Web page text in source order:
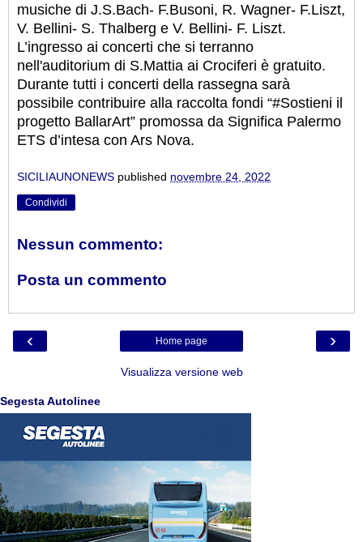
musiche di J.S.Bach- F.Busoni, R. Wagner- F.Liszt,
V. Bellini- S. Thalberg e V. Bellini- F. Liszt.
L’ingresso ai concerti che si terranno
nell'auditorium di S.Mattia ai Crociferi è gratuito.
Durante tutti i concerti della rassegna sarà
possibile contribuire alla raccolta fondi “#Sostieni il
progetto BallarArt” promossa da Significa Palermo
ETS d’intesa con Ars Nova.
SICILIAUNONEWS published novembre 24, 2022
Condividi
Nessun commento:
Posta un commento
‹ ›
Home page
Visualizza versione web
Segesta Autolinee